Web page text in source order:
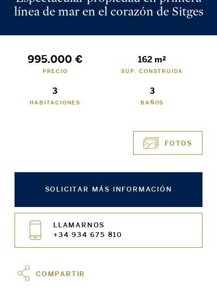
línea de mar en el corazón de Sitges
995.000 €
PRECIO
162 m²
SUP. CONSTRUIDA
3
HABITACIONES
3
BAÑOS
FOTOS
SOLICITAR MÁS INFORMACIÓN
LLAMARNOS
+34 934 675 810
COMPARTIR